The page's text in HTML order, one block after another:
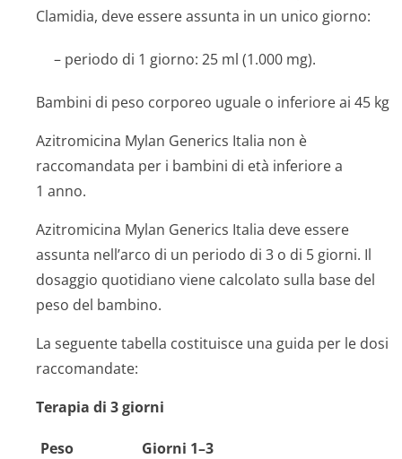
Clamidia, deve essere assunta in un unico giorno:
– periodo di 1 giorno: 25 ml (1.000 mg).
Bambini di peso corporeo uguale o inferiore ai 45 kg
Azitromicina Mylan Generics Italia non è
raccomandata per i bambini di età inferiore a
1 anno.
Azitromicina Mylan Generics Italia deve essere
assunta nell’arco di un periodo di 3 o di 5 giorni. Il
dosaggio quotidiano viene calcolato sulla base del
peso del bambino.
La seguente tabella costituisce una guida per le dosi
raccomandate:
Terapia di 3 giorni
Peso Giorni 1–3